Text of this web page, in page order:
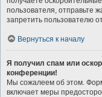
пользователя, отправьте
запретить пользователю
Вернуться к началу
Я получил спам или
конференции!
Мы сожалеем об этом.
включает меры